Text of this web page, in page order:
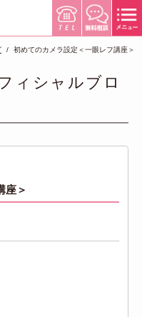
初めてのカメラ設定＜一眼レフ講座＞
ィシャルブロ
座＞